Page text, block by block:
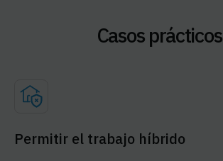
Casos prácticos
Permitir el trabajo híbrido